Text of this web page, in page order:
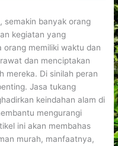
semakin banyak orang
kegiatan yang
orang memiliki waktu dan
dan menciptakan
mereka. Di sinilah peran
Jasa tukang
keindahan alam di
mengurangi
ini akan membahas
murah, manfaatnya,